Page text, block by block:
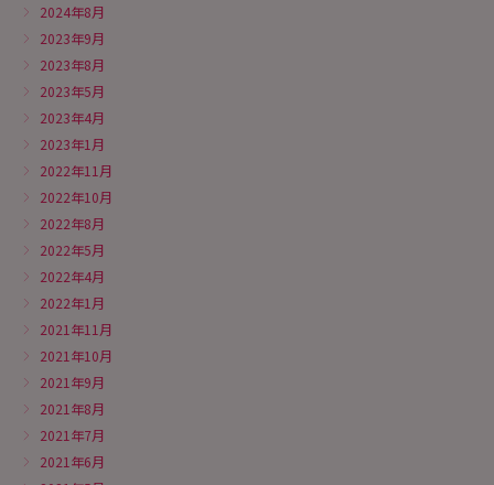
2024年8月
2023年9月
2023年8月
2023年5月
2023年4月
2023年1月
2022年11月
2022年10月
2022年8月
2022年5月
2022年4月
2022年1月
2021年11月
2021年10月
2021年9月
2021年8月
2021年7月
2021年6月